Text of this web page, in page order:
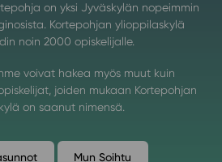
on yksi Jyväskylän nopeimmin
Kortepohjan ylioppilaskylä
noin 2000 opiskelijalle.
voivat hakea myös muut kuin
joiden mukaan Kortepohjan
on saanut nimensä.
Mun Soihtu